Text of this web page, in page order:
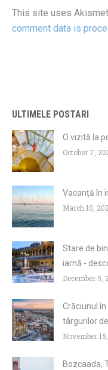
This site uses
comment data is
ULTIMELE POSTARI
O vizită la
October 7,
Vacanță în
March 10,
Stare de
iarnă -
December 5,
Crăciunul
târgurilor
November
Bozcaada,